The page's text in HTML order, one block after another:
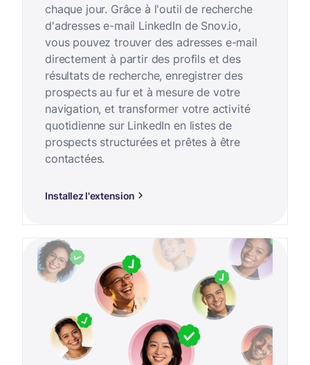
chaque jour. Grâce à l'outil de recherche
d'adresses e-mail LinkedIn de Snov.io,
vous pouvez trouver des adresses e-mail
directement à partir des profils et des
résultats de recherche, enregistrer des
prospects au fur et à mesure de votre
navigation, et transformer votre activité
quotidienne sur LinkedIn en listes de
prospects structurées et prêtes à être
contactées.
Installez l'extension